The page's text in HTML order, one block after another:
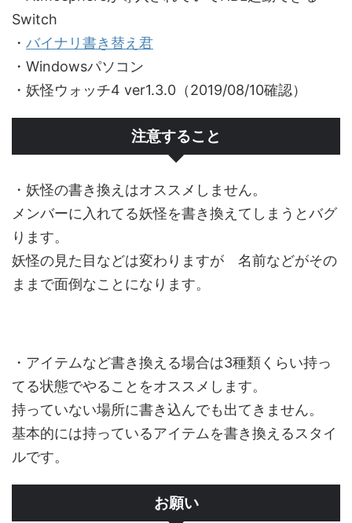
Switch
・ バイナリ書き替え君
・Windowsパソコン
・妖怪ウォッチ4 ver1.3.0（2019/08/10確認）
注意すること
・妖怪の書き換えはオススメしません。
メンバーに入れてる妖怪を書き換えてしまうとバグ
ります。
妖怪の見た目などは変わりますが 名前などがその
ままで面倒なことになります。
・アイテムなど書き換える場合は3種類くらい持っ
てる状態でやることをオススメします。
持っていない場所に書き込んでも出てきません。
基本的には持っているアイテムを書き換えるスタイ
ルです。
お願い